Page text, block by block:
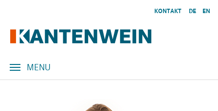
KONTAKT DE EN
MENU